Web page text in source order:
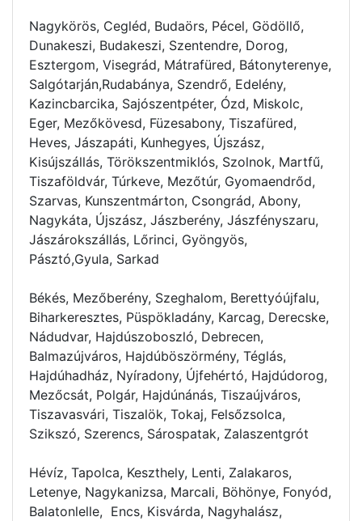
Nagykörös, Cegléd, Budaörs, Pécel, Gödöllő,
Dunakeszi, Budakeszi, Szentendre, Dorog,
Esztergom, Visegrád, Mátrafüred, Bátonyterenye,
Salgótarján,Rudabánya, Szendrő, Edelény,
Kazincbarcika, Sajószentpéter, Ózd, Miskolc,
Eger, Mezőkövesd, Füzesabony, Tiszafüred,
Heves, Jászapáti, Kunhegyes, Újszász,
Kisújszállás, Törökszentmiklós, Szolnok, Martfű,
Tiszaföldvár, Túrkeve, Mezőtúr, Gyomaendrőd,
Szarvas, Kunszentmárton, Csongrád, Abony,
Nagykáta, Újszász, Jászberény, Jászfényszaru,
Jászárokszállás, Lőrinci, Gyöngyös,
Pásztó,Gyula, Sarkad
Békés, Mezőberény, Szeghalom, Berettyóújfalu,
Biharkeresztes, Püspökladány, Karcag, Derecske,
Nádudvar, Hajdúszoboszló, Debrecen,
Balmazújváros, Hajdúböszörmény, Téglás,
Hajdúhadház, Nyíradony, Újfehértó, Hajdúdorog,
Mezőcsát, Polgár, Hajdúnánás, Tiszaújváros,
Tiszavasvári, Tiszalök, Tokaj, Felsőzsolca,
Szikszó, Szerencs, Sárospatak, Zalaszentgrót
Hévíz, Tapolca, Keszthely, Lenti, Zalakaros,
Letenye, Nagykanizsa, Marcali, Böhönye, Fonyód,
Balatonlelle, Encs, Kisvárda, Nagyhalász,